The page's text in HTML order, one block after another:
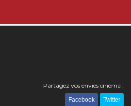
Partagez vos envies cinéma :
Facebook Twitter